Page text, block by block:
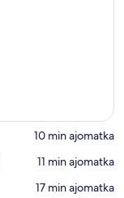
‪10 min ajomatka‬
‪11 min ajomatka‬
‪17 min ajomatka‬